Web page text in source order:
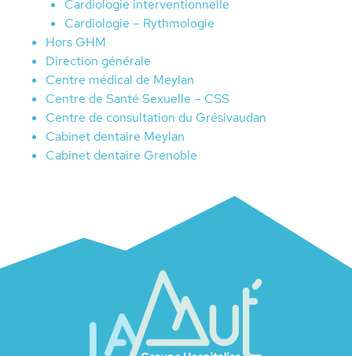
Cardiologie interventionnelle
Cardiologie – Rythmologie
Hors GHM
Direction générale
Centre médical de Meylan
Centre de Santé Sexuelle – CSS
Centre de consultation du Grésivaudan
Cabinet dentaire Meylan
Cabinet dentaire Grenoble